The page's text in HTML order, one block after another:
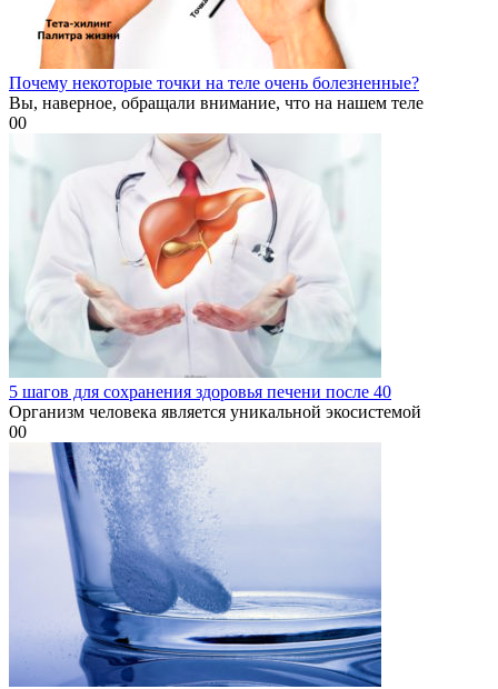
Почему некоторые точки на теле очень болезненные?
Вы, наверное, обращали внимание, что на нашем теле
00
5 шагов для сохранения здоровья печени после 40
Организм человека является уникальной экосистемой
00